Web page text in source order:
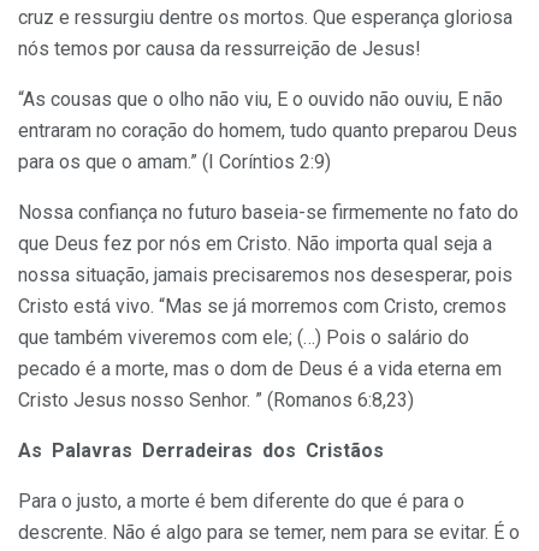
cruz e ressurgiu dentre os mortos. Que esperança gloriosa
nós temos por causa da ressurreição de Jesus!
“As cousas que o olho não viu, E o ouvido não ouviu, E não
entraram no coração do homem, tudo quanto preparou Deus
para os que o amam.” (I Coríntios 2:9)
Nossa confiança no futuro baseia-se firmemente no fato do
que Deus fez por nós em Cristo. Não importa qual seja a
nossa situação, jamais precisaremos nos desesperar, pois
Cristo está vivo. “Mas se já morremos com Cristo, cremos
que também viveremos com ele; (…) Pois o salário do
pecado é a morte, mas o dom de Deus é a vida eterna em
Cristo Jesus nosso Senhor. ” (Romanos 6:8,23)
As Palavras Derradeiras dos Cristãos
Para o justo, a morte é bem diferente do que é para o
descrente. Não é algo para se temer, nem para se evitar. É o